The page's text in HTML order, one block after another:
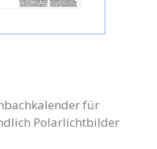
für
Polarlichtbilder